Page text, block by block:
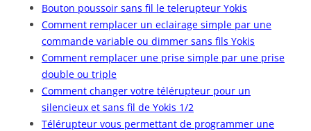
Bouton poussoir sans fil le telerupteur Yokis
Comment remplacer un eclairage simple par une
commande variable ou dimmer sans fils Yokis
Comment remplacer une prise simple par une prise
double ou triple
Comment changer votre télérupteur pour un
silencieux et sans fil de Yokis 1/2
Télérupteur vous permettant de programmer une